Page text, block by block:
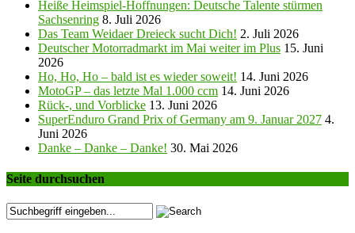
Heiße Heimspiel-Hoffnungen: Deutsche Talente stürmen
Sachsenring 8. Juli 2026
Das Team Weidaer Dreieck sucht Dich! 2. Juli 2026
Deutscher Motorradmarkt im Mai weiter im Plus 15. Juni
2026
Ho, Ho, Ho – bald ist es wieder soweit! 14. Juni 2026
MotoGP – das letzte Mal 1.000 ccm 14. Juni 2026
Rück-, und Vorblicke 13. Juni 2026
SuperEnduro Grand Prix of Germany am 9. Januar 2027 4.
Juni 2026
Danke – Danke – Danke! 30. Mai 2026
Seite durchsuchen